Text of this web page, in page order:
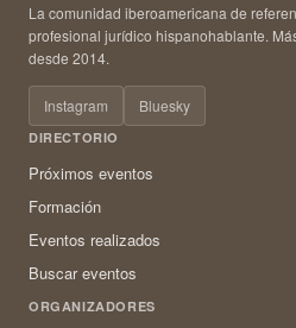
La comunidad iberoamericana de
profesional jurídico hispanohablante.
desde 2014.
Instagram Bluesky
DIRECTORIO
Próximos eventos
Formación
Eventos realizados
Buscar eventos
ORGANIZADORES